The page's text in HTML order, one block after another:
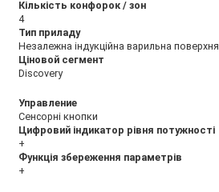
Кількість конфорок / зон
4
Тип приладу
Незалежна індукційна варильна поверхня
Ціновой сегмент
Discovery
Управление
Сенсорні кнопки
Цифровий індикатор рівня потужності
+
Функція збереження параметрів
+